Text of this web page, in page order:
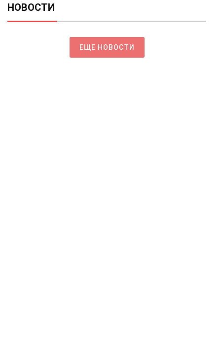
НОВОСТИ
ЕЩЕ НОВОСТИ